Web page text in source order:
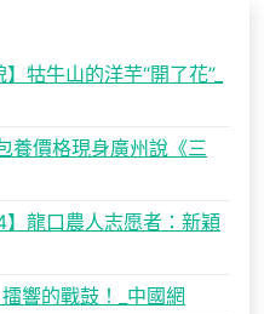
牯牛山的洋芋“開了花”_
養價格現身廣州說《三
】龍口農人志愿者：新穎
響的戰鼓！_中國網